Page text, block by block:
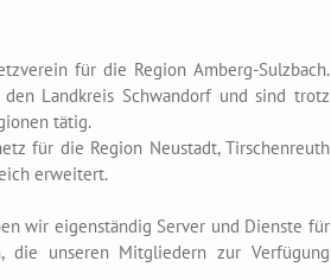
für die Region Amberg-Sulzbach.
Landkreis Schwandorf und sind trotz
tätig.
für die Region Neustadt, Tirschenreuth
erweitert.
wir eigenständig Server und Dienste für
die unseren Mitgliedern zur Verfügung